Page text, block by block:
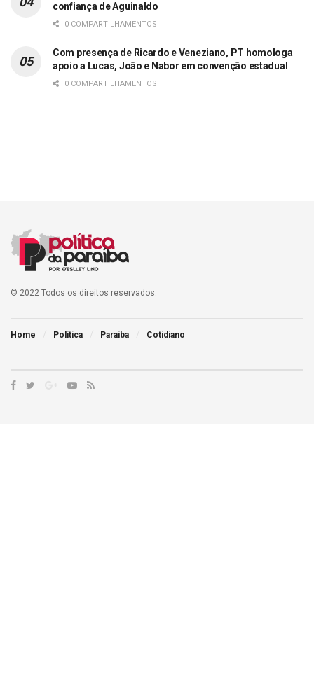
confiança de Aguinaldo
0 COMPARTILHAMENTOS
Com presença de Ricardo e Veneziano, PT homologa
apoio a Lucas, João e Nabor em convenção estadual
0 COMPARTILHAMENTOS
© 2022 Todos os direitos reservados.
Home Política Paraíba Cotidiano